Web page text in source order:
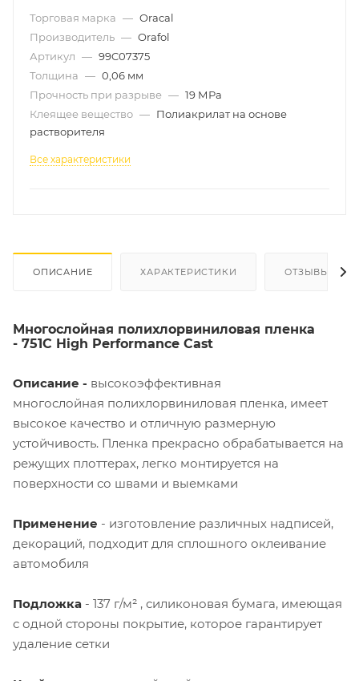
Торговая марка — Oracal
Производитель — Orafol
Артикул — 99C07375
Толщина — 0,06 мм
Прочность при разрыве — 19 МРа
Клеящее вещество — Полиакрилат на основе
растворителя
Все характеристики
ОПИСАНИЕ ХАРАКТЕРИСТИКИ ОТЗЫВЫ
Многослойная полихлорвиниловая пленка
- 751C High Performance Cast
Описание - высокоэффективная
многослойная полихлорвиниловая пленка, имеет
высокое качество и отличную размерную
устойчивость. Пленка прекрасно обрабатывается на
режущих плоттерах, легко монтируется на
поверхности со швами и выемками
Применение - изготовление различных надписей,
декораций, подходит для сплошного оклеивание
автомобиля
Подложка - 137 г/м² , силиконовая бумага, имеющая
с одной стороны покрытие, которое гарантирует
удаление сетки